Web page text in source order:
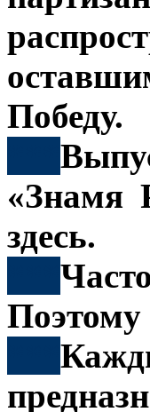
Победу.
«Знамя
здесь.
Поэтому